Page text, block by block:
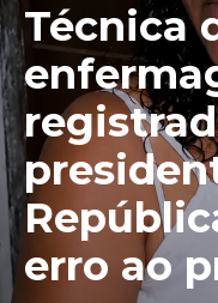
Técnica
erro ao